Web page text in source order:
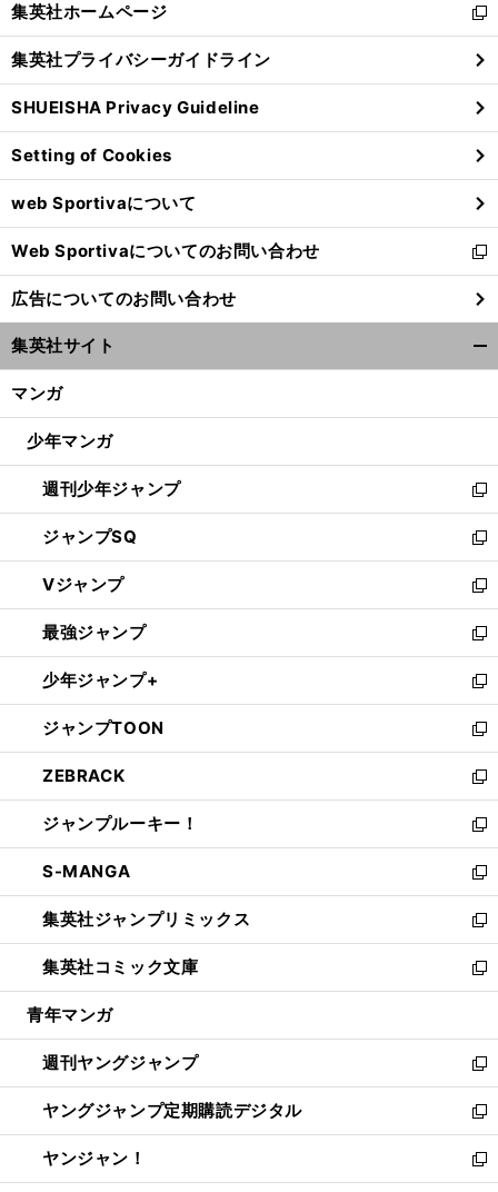
閉
る
集英社ホームページ
新
し
い
ウ
ィ
ン
ド
ウ
で
開
く
集英社プライバシーガイドライン
SHUEISHA Privacy Guideline
Setting of Cookies
web Sportivaについて
Web Sportivaについてのお問い合わせ
新
し
い
ウ
ィ
ン
ウ
開
く
広告についてのお問い合わせ
集英社サイト
マンガ
少年マンガ
週刊少年ジャンプ
新
し
い
ウ
ィ
ン
ド
ウ
で
開
く
ジャンプSQ
新
し
い
ウ
ィ
ン
ド
ウ
で
開
く
Vジャンプ
新
し
い
ウ
ィ
ン
ド
ウ
で
開
く
最強ジャンプ
新
し
い
ウ
ィ
ン
ド
ウ
で
開
く
少年ジャンプ+
新
し
い
ウ
ィ
ン
ド
ウ
で
開
く
ジャンプTOON
新
し
い
ウ
ィ
ン
ド
ウ
で
開
く
ZEBRACK
新
し
い
ウ
ィ
ン
ド
ウ
で
開
ジャンプルーキー！
新
し
い
ウ
ィ
ン
ド
ウ
開
く
S-MANGA
新
し
い
ウ
ィ
ン
ウ
で
開
く
集英社ジャンプリミックス
新
し
い
ウ
ン
ド
ウ
で
開
く
集英社コミック文庫
新
し
ウ
ィ
ン
ド
ウ
で
開
青年マンガ
週刊ヤングジャンプ
新
し
い
ウ
ィ
ン
ヤングジャンプ定期購読デジタル
新
し
い
ウ
ヤンジャン！
新
し